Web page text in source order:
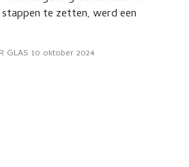
stappen te zetten, werd een
GLAS 10 oktober 2024